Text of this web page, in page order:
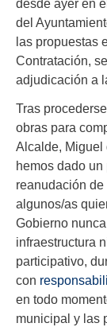
desde ayer en
del
las propuestas
Contratación,
adjudicación a
Tras
obras para
Alcalde, Miguel
hemos dado
reanudación
algunos/as
Gobierno
infraestructura
participativo,
con
en todo
municipal y las